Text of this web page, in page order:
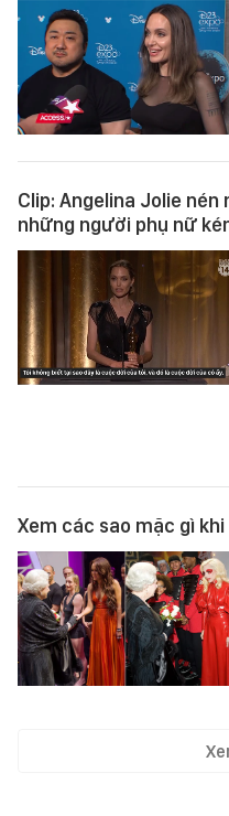
Clip: Angelina Jolie
những người phụ nữ
Xem các sao mặc gì